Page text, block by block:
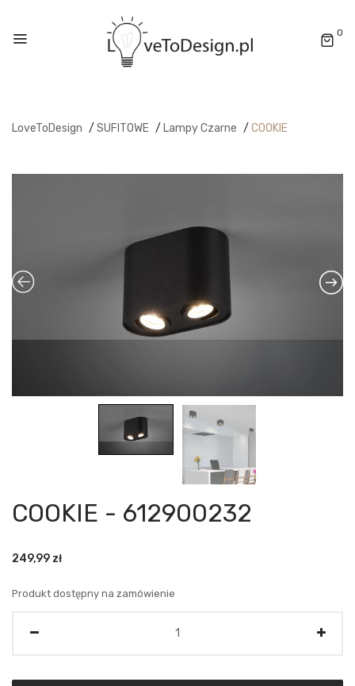
0
LoveToDesign / SUFITOWE / Lampy Czarne / COOKIE
COOKIE - 612900232
249,99 zł
Produkt dostępny na zamówienie